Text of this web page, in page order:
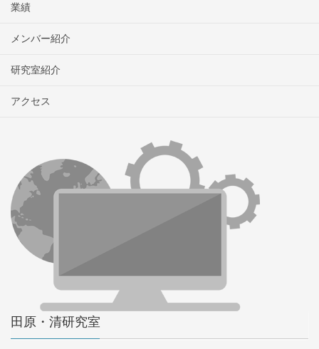
業績
メンバー紹介
研究室紹介
アクセス
田原・清研究室